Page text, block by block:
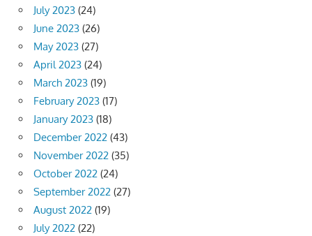
July 2023 (24)
June 2023 (26)
May 2023 (27)
April 2023 (24)
March 2023 (19)
February 2023 (17)
January 2023 (18)
December 2022 (43)
November 2022 (35)
October 2022 (24)
September 2022 (27)
August 2022 (19)
July 2022 (22)